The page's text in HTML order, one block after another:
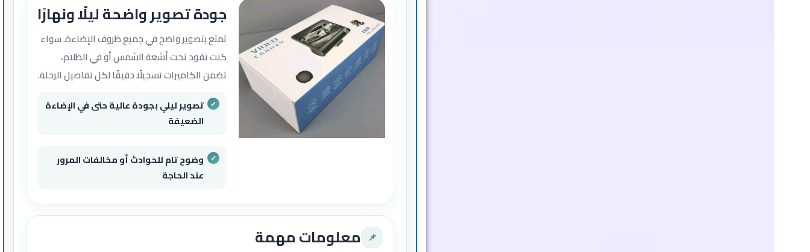
جودة تصوير واضحة ليلًا ونهارًا
تمتع بتصوير واضح في جميع ظروف الإضاءة. سواء
كنت تقود تحت أشعة الشمس أو في الظلام،
تضمن الكاميرات تسجيلًا دقيقًا لكل تفاصيل الرحلة.
تصوير ليلي بجودة عالية حتى في الإضاءة
الضعيفة
وضوح تام للحوادث أو مخالفات المرور
عند الحاجة
📌 معلومات مهمة